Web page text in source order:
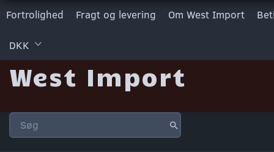
Fortrolighed Fragt og levering Om West Import
DKK
West Import